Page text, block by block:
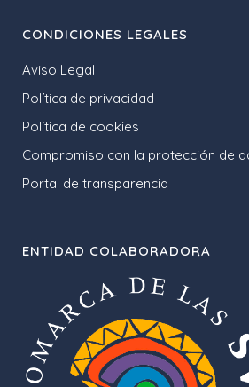
CONDICIONES LEGALES
Aviso Legal
Política de privacidad
Política de cookies
Compromiso con la protección de
Portal de transparencia
ENTIDAD COLABORADORA